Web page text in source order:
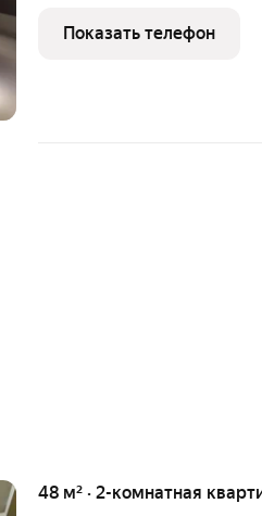
комфортного проживания:
«Нахичеванский Рынок»,
Показать телефон
48 м² · 2-комнатная